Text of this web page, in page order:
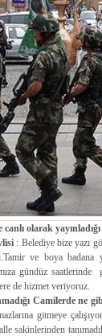
olarak
: Belediye bize yazı
ve boya
gündüz
de hizmet veriyoruz.
Camilerde
gitmeye
sakinlerinden